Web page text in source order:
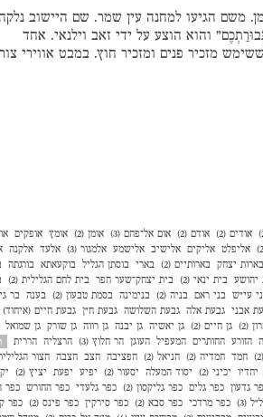
משם הגיעו למחנה עין שמר. שם היישוב
והוא הוצע על ידי זאב וילנאי. אחד
מזכיר פנים ומזכיר חוץ. במבט אווירי
אודים (2) אודם (2) אום אל־פחם (3) אומן (2) אומץ אופקים
אליפלט אליקים אלישיב אלישמע אלמגור (3) אלעד אלקנה
בארות יצחק בארותיים (2) בארי בוסתן הגליל בוקעאתא בורגתה
יהושע בית ינאי (2) בית יצחק־שער חפר בית לחם הגלילית (2)
עי״ש בני ראם בניה (2) בנימינה בסמת טבעון (2) בענה בר
אבני גבעת אלה גבעת השלושה גבעת ח"ן גבעת חיים (איחוד)
(2) גן חיים (2) גן יאשיה גן יבנה גן רווה גן שורק גן שמואל
הזורע החותרים המעפיל העוגן הר חלוץ (3) הרצליה הררית ו
חמד חמדיה (2) חניאל (2) חפציבה חצב חצבה חצור הגלילית
יחדיו יכיני (2) יסוד המעלה יסעור (2) יפיע יפעת יציץ (2)
גדעון כפר גלים כפר גליקסון (2) כפר גלעדי כפר החורש כפר
(3) כפר מרדכי כפר סבא (2) כפר סירקין כפר פינס (2) כפר